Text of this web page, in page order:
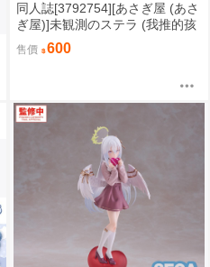
同人誌[3792754][あさぎ屋 (あさ
ぎ屋)]未観測のステラ (我推的孩
售價 600